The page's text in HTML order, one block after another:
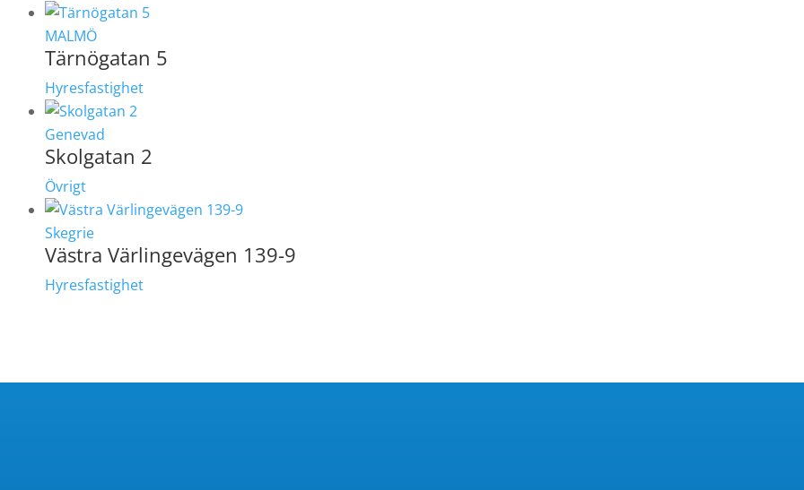
MALMÖ
Tärnögatan 5
Hyresfastighet
Genevad
Skolgatan 2
Övrigt
Skegrie
Västra Värlingevägen 139-9
Hyresfastighet